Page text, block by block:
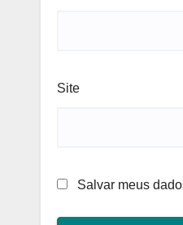
Site
Salvar meus